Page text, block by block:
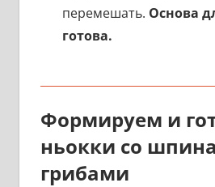
перемешать. Основа
готова.
Формируем и
ньокки со
грибами